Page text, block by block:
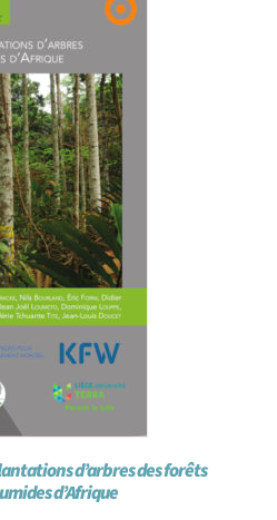
d’arbres des forêts
d’Afrique